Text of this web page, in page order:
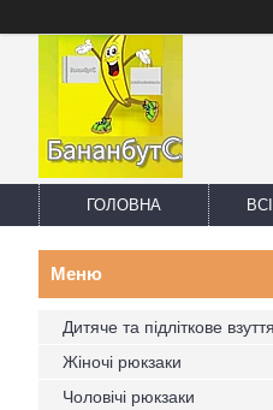
ГОЛОВНА
Дитяче та підліткове взуття
Жіночі рюкзаки
Чоловічі рюкзаки